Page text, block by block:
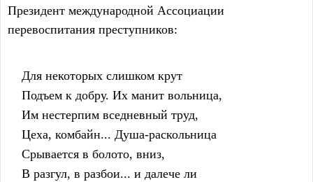
Президент международной Ассоциации
перевоспитания преступников:
    Для некоторых слишком крут
    Подъем к добру. Их манит вольница,
    Им нестерпим вседневный труд,
    Цеха, комбайн... Душа-раскольница
    Срывается в болото, вниз,
    В разгул, в разбои... и далече ли